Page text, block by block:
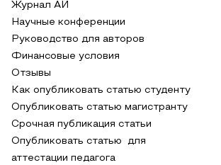
Журнал АИ
Научные конференции
Руководство для авторов
Финансовые условия
Отзывы
Как опубликовать статью студенту
Опубликовать статью магистранту
Срочная публикация статьи
Опубликовать статью для
аттестации педагога